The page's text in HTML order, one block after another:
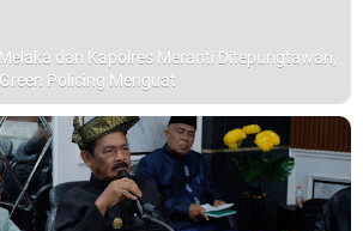
dan Kapolres Meranti Ditepungtawari,
Policing Menguat